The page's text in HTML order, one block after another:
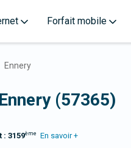
Forfait mobile
Ennery
(57365)
: 3159ème En savoir +